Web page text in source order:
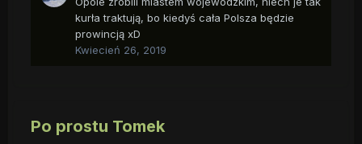
kurła traktują, bo kiedyś cała Polsza będzie
prowincją xD
Kwiecień 26, 2019
Po prostu Tomek